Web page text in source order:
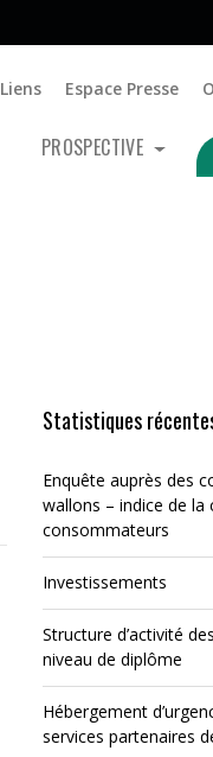
Liens Espace Presse
PROSPECTIVE
Statistiques
Enquête auprès des
wallons – indice de la
consommateurs
Investissements
Structure d’activité
niveau de diplôme
Hébergement
services partenaires